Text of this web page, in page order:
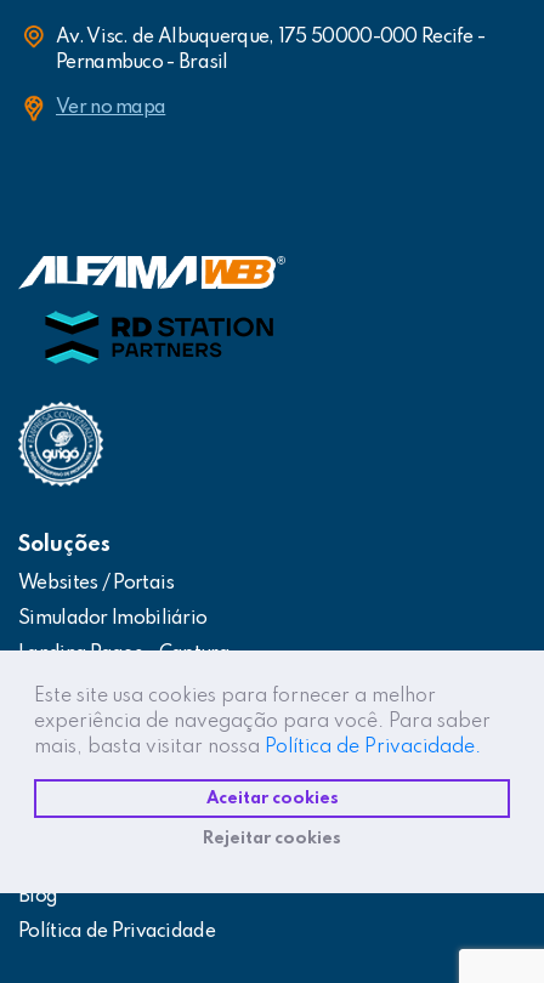
Este site usa cookies para fornecer a melhor
experiência de navegação para você. Para saber
mais, basta visitar nossa Política de Privacidade.
Aceitar cookies
Rejeitar cookies
Av. Visc. de Albuquerque, 175 50000-000 Recife -
Pernambuco - Brasil
Ver no mapa
Soluções
Websites / Portais
Simulador Imobiliário
Landing Pages – Captura
Web App – Portal do Cliente
Intranets / Extranets
Integração Construtor de Vendas
Destaques
Blog
Política de Privacidade